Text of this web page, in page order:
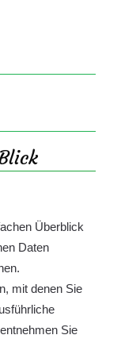
Überblick
Daten
mit denen Sie
Sie